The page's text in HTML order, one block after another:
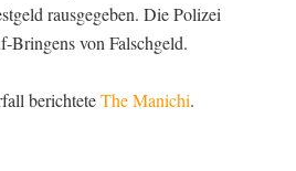
rausgegeben. Die Polizei
Bringens von Falschgeld.
berichteteThe Manichi.